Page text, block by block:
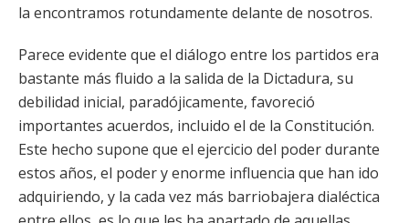
la encontramos rotundamente delante de nosotros.
Parece evidente que el diálogo entre los partidos era
bastante más fluido a la salida de la Dictadura, su
debilidad inicial, paradójicamente, favoreció
importantes acuerdos, incluido el de la Constitución.
Este hecho supone que el ejercicio del poder durante
estos años, el poder y enorme influencia que han ido
adquiriendo, y la cada vez más barriobajera dialéctica